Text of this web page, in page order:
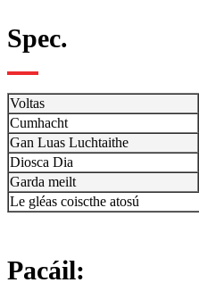
Spec.
Voltas
Cumhacht
Gan Luas Luchtaithe
Diosca Dia
Garda meilt
Le gléas coiscthe atosú
Pacáil: